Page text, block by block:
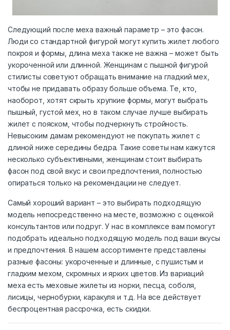
Следующий после меха важный параметр – это фасон.
Люди со стандартной фигурой могут купить жилет любого
покроя и формы, длина меха также не важна – может быть
укороченной или длинной. Женщинам с пышной фигурой
стилисты советуют обращать внимание на гладкий мех,
чтобы не придавать образу больше объема. Те, кто,
наоборот, хотят скрыть хрупкие формы, могут выбрать
пышный, густой мех, но в таком случае лучше выбирать
жилет с пояском, чтобы подчеркнуть стройность.
Невысоким дамам рекомендуют не покупать жилет с
длиной ниже середины бедра. Такие советы нам кажутся
несколько субъективными, женщинам стоит выбирать
фасон под свой вкус и свои предпочтения, полностью
опираться только на рекомендации не следует.
Самый хороший вариант – это выбирать подходящую
модель непосредственно на месте, возможно с оценкой
консультантов или подруг. У нас в комплексе вам помогут
подобрать идеально подходящую модель под ваши вкусы
и предпочтения. В нашем ассортименте представлены
разные фасоны: укороченные и длинные, с пушистым и
гладким мехом, скромных и ярких цветов. Из вариаций
меха есть меховые жилеты из норки, песца, соболя,
лисицы, чернобурки, каракуля и т.д. На все действует
беспроцентная рассрочка, есть скидки.